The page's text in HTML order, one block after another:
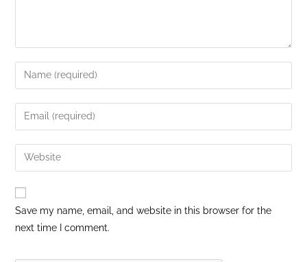
Save my name, email, and website in this browser for the
next time I comment.